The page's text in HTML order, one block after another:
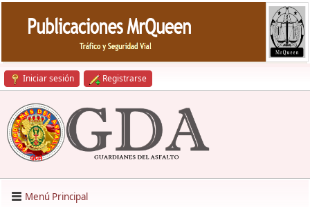
Iniciar sesión Registrarse
Menú Principal